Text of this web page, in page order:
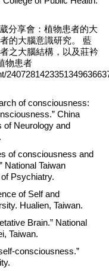
分享會：植物患者的大
的大腦意識研究。 藍
之大腦結構，以及莊衿
物患者
of consciousness:
China
of Neurology and
of consciousness and
National Taiwan
Psychiatry.
of Self and
Hualien, Taiwan.
Brain.” National
Taiwan.
consciousness.”